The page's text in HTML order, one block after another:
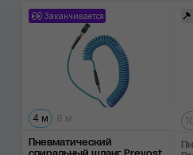
Заканчивается
4 м 8 м
Пневматический